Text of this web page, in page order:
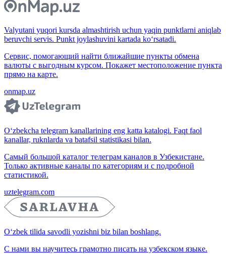
Valyutani yuqori kursda almashtirish uchun yaqin punktlarni aniqlab
beruvchi servis. Punkt joylashuvini kartada ko‘rsatadi.
Сервис, помогающий найти ближайшие пункты обмена
валюты с выгодным курсом. Покажет местоположение пункта
прямо на карте.
onmap.uz
O‘zbekcha telegram kanallarining eng katta katalogi. Faqt faol
kanallar, ruknlarda va batafsil statistikasi bilan.
Самый большой каталог телеграм каналов в Узбекистане.
Только активные каналы по категориям и с подробной
статистикой.
uztelegram.com
O‘zbek tilida savodli yozishni biz bilan boshlang.
С нами вы научитесь грамотно писать на узбекском языке.